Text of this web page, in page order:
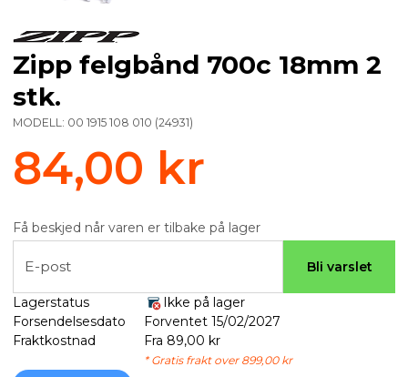
Zipp felgbånd 700c 18mm 2
stk.
MODELL: 00 1915 108 010 (24931)
84,00 kr
Få beskjed når varen er tilbake på lager
E-post Bli varslet
Lagerstatus
Ikke på lager
Forsendelsesdato
Forventet 15/02/2027
Fraktkostnad
Fra 89,00 kr
* Gratis frakt over 899,00 kr